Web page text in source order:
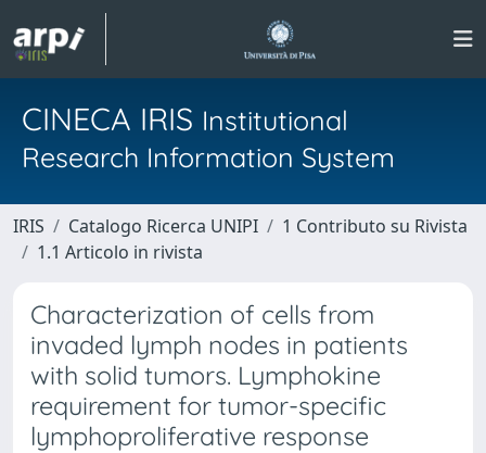
CINECA IRIS Institutional
Research Information System
IRIS Catalogo Ricerca UNIPI
1 Contributo su Rivista
1.1 Articolo in rivista
Characterization of cells from
invaded lymph nodes in patients
with solid tumors. Lymphokine
requirement for tumor-specific
lymphoproliferative response